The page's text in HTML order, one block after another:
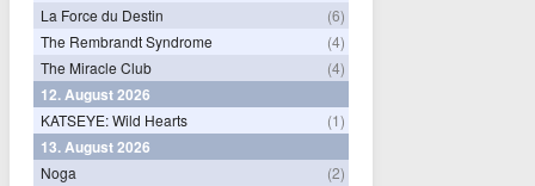
La Force du Destin
(6)
The Rembrandt Syndrome
(4)
The Miracle Club
(4)
12. August 2026
KATSEYE: Wild Hearts (1)
13. August 2026
Noga
(2)